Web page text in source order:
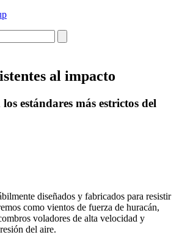
al impacto
estándares más estrictos del
diseñados y fabricados para resistir
como vientos de fuerza de huracán,
voladores de alta velocidad y
del aire.